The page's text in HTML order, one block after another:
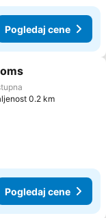
Pogledaj cene
0.2 km
Pogledaj cene